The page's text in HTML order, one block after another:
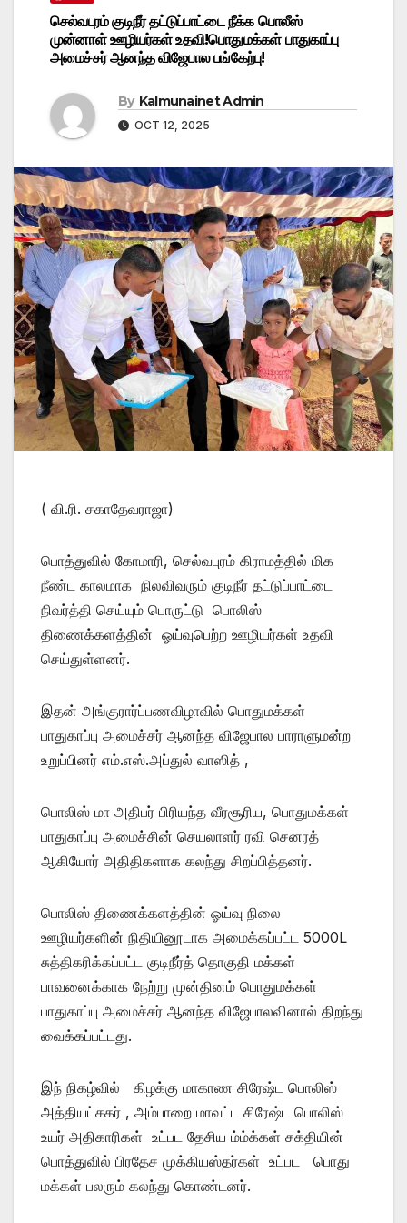
செல்வபுரம் குடிநீர் தட்டுப்பாட்டை நீக்க பொலீஸ்
முன்னாள் ஊழியர்கள் உதவி!பொதுமக்கள் பாதுகாப்பு
அமைச்சர் ஆனந்த விஜேபால பங்கேற்பு!
By Kalmunainet Admin
OCT 12, 2025
( வி.ரி. சகாதேவராஜா)
பொத்துவில் கோமாரி, செல்வபுரம் கிராமத்தில் மிக
நீண்ட காலமாக நிலவிவரும் குடிநீர் தட்டுப்பாட்டை
நிவர்த்தி செய்யும் பொருட்டு பொலிஸ்
திணைக்களத்தின் ஓய்வுபெற்ற ஊழியர்கள் உதவி
செய்துள்ளனர்.
இதன் அங்குரார்ப்பணவிழாவில் பொதுமக்கள்
பாதுகாப்பு அமைச்சர் ஆனந்த விஜேபால பாராளுமன்ற
உறுப்பினர் எம்.எஸ்.அப்துல் வாஸித் ,
பொலிஸ் மா அதிபர் பிரியந்த வீரசூரிய, பொதுமக்கள்
பாதுகாப்பு அமைச்சின் செயலாளர் ரவி செனரத்
ஆகியோர் அதிதிகளாக கலந்து சிறப்பித்தனர்.
பொலிஸ் திணைக்களத்தின் ஓய்வு நிலை
ஊழியர்களின் நிதியினூடாக அமைக்கப்பட்ட 5000L
சுத்திகரிக்கப்பட்ட குடிநீர்த் தொகுதி மக்கள்
பாவனைக்காக நேற்று முன்தினம் பொதுமக்கள்
பாதுகாப்பு அமைச்சர் ஆனந்த விஜேபாலவினால் திறந்து
வைக்கப்பட்டது.
இந் நிகழ்வில் கிழக்கு மாகாண சிரேஷ்ட பொலிஸ்
அத்தியட்சகர் , அம்பாறை மாவட்ட சிரேஷ்ட பொலிஸ்
உயர் அதிகாரிகள் உட்பட தேசிய ம்ம்க்கள் சக்தியின்
பொத்துவில் பிரதேச முக்கியஸ்தர்கள் உட்பட பொது
மக்கள் பலரும் கலந்து கொண்டனர்.